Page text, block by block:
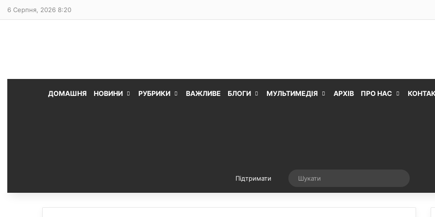
6 Серпня, 2026 8:20
ДОМАШНЯ НОВИНИ РУБРИКИ ВАЖЛИВЕ БЛОГИ МУЛЬТИМЕДІЯ АРХІВ ПРО НАС
Підтримати Випадкова стаття